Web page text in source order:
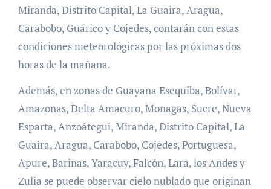
Miranda, Distrito Capital, La Guaira, Aragua,
Carabobo, Guárico y Cojedes, contarán con estas
condiciones meteorológicas por las próximas dos
horas de la mañana.
Además, en zonas de Guayana Esequiba, Bolívar,
Amazonas, Delta Amacuro, Monagas, Sucre, Nueva
Esparta, Anzoátegui, Miranda, Distrito Capital, La
Guaira, Aragua, Carabobo, Cojedes, Portuguesa,
Apure, Barinas, Yaracuy, Falcón, Lara, los Andes y
Zulia se puede observar cielo nublado que originan